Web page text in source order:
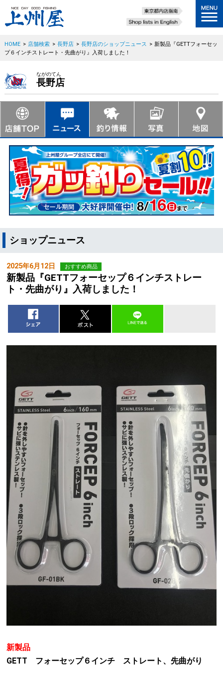
HOME > 店舗検索 > 長野店 > 長野店のショップニュース > 新製品『GETTフォーセッ
プ６インチストレート・先曲がり』入荷しました！
ながのてん
長野店
ショップニュース
2025年6月12日 おすすめ商品
新製品『GETTフォーセップ６インチストレー
ト・先曲がり』入荷しました！
新製品
GETT フォーセップ６インチ ストレート、先曲がり